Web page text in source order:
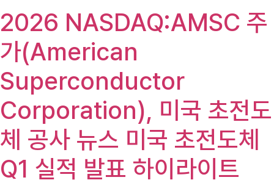
2026 NASDAQ:AMSC 주
가(American
Superconductor
Corporation), 미국 초전도
체 공사 뉴스 미국 초전도체
Q1 실적 발표 하이라이트